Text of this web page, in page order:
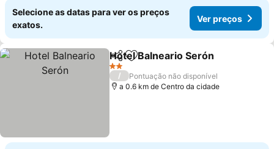
Selecione as datas para ver os preços
exatos.
Ver preços
PartilharAdicionar aos favoritos
Hotel Balneario Serón
2 Estrelas
/
Pontuação não disponível
a 0.6 km de Centro da cidade